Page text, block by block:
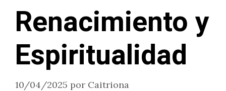
Renacimiento y
Espiritualidad
10/04/2025 por Caitriona